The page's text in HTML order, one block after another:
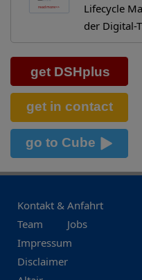
Lifecycle
der Digital-
Kontakt & Anfahrt
Team
Jobs
Impressum
Disclaimer